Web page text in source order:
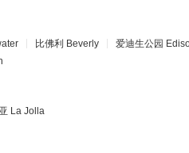
比佛利 Beverly 爱迪生公园
La Jolla